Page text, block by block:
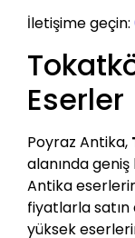
İletişime geçin:
Eserler
Poyraz Antika,
alanında
Antika
fiyatlarla satın
yüksek